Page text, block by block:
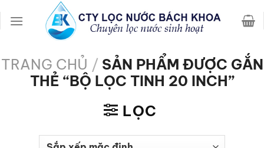
đến
TRANG CHỦ / SẢN PHẨM ĐƯỢC GẮN
THẺ “BỘ LỌC TINH 20 INCH”
LỌC